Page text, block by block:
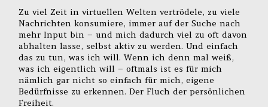
Zu viel Zeit in virtuellen Welten vertrödele, zu viele
Nachrichten konsumiere, immer auf der Suche nach
mehr Input bin – und mich dadurch viel zu oft davon
abhalten lasse, selbst aktiv zu werden. Und einfach
das zu tun, was ich will. Wenn ich denn mal weiß,
was ich eigentlich will – oftmals ist es für mich
nämlich gar nicht so einfach für mich, eigene
Bedürfnisse zu erkennen. Der Fluch der persönlichen
Freiheit.